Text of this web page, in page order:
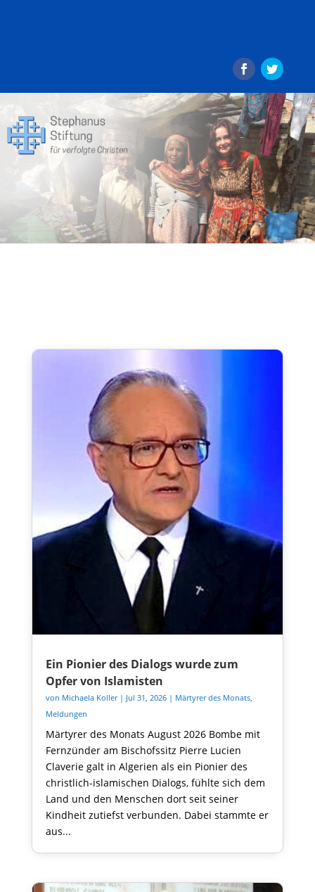
Ein Pionier des Dialogs wurde zum
Opfer von Islamisten
von Michaela Koller| Jul 31, 2026| Märtyrer des Monats,
Meldungen
Märtyrer des Monats August 2026 Bombe mit
Fernzünder am Bischofssitz Pierre Lucien
Claverie galt in Algerien als ein Pionier des
christlich-islamischen Dialogs, fühlte sich dem
Land und den Menschen dort seit seiner
Kindheit zutiefst verbunden. Dabei stammte er
aus...